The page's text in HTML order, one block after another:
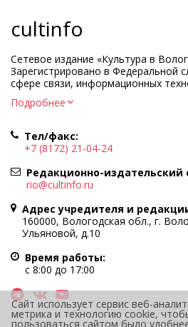
cultinfo
Сетевое издание «Культура в
Зарегистрировано в Федеральной
сфере связи, информационных
Регистрационный номер и дата
Учредитель КУ ВО
культуры»
Адрес учредителя и редакции:
Вологда, ул. Марии Ульяновой, д.10
Главный редактор — Легчанова
Политика в отношении обработки
При полном или частичном
портала гиперссылка на cultinfo.ru
Редакция не несет
информации, содержащейся в
12+
Подробнее
Тел/факс:
+7 (8172) 21-04-24
Редакционно-издательский
rio@cultinfo.ru
Адрес учредителя и
160000, Вологодская обл., г.
Ульяновой, д.10
Время работы:
с 8:00 до 17:00
Сайт использует сервис веб-
метрика и технологию cookie,
пользоваться сайтом было